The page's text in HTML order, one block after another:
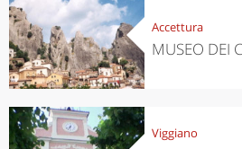
Accettura
MUSEO DEI
Viggiano